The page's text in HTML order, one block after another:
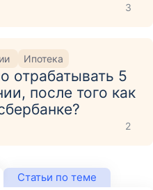
3
Ипотека
отрабатывать 5
после того как
2
Статьи по теме